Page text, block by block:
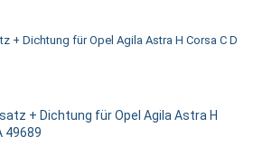
+ Dichtung für Opel Agila Astra H
49689